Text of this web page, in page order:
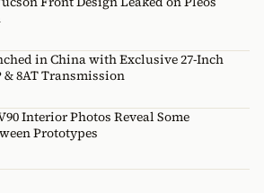
in China with Exclusive 27-Inch
& 8AT Transmission
Interior Photos Reveal Some
Prototypes